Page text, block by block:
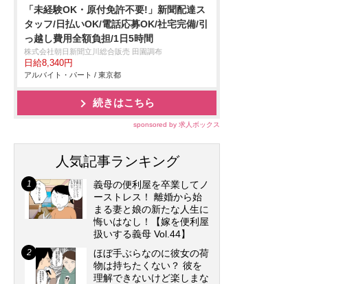
「未経験OK・原付免許不要!」新聞配達ス
タッフ/日払いOK/電話応募OK/社宅完備/引
っ越し費用全額負担/1日5時間
株式会社朝日新聞立川総合販売 田園調布
日給8,340円
アルバイト・パート / 東京都
続きはこちら
sponsored by 求人ボックス
人気記事ランキング
義母の便利屋を卒業してノ
ーストレス！ 離婚から始
まる妻と娘の新たな人生に
悔いはなし！【嫁を便利屋
扱いする義母 Vol.44】
ほぼ手ぶらなのに彼女の荷
物は持ちたくない？ 彼を
理解できないけど楽しまな